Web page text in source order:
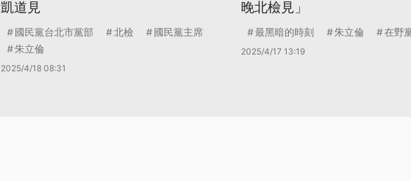
凱道見
國民黨台北市黨部 北檢
國民黨主席
朱立倫
2025/4/18 08:31
晚北檢見」
最黑暗的時刻 朱立倫 在野
2025/4/17 13:19